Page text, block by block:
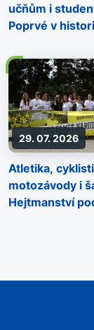
učňům i
Poprvé v
29. 07. 2026
Atletika,
motozávody i
Hejtmanství